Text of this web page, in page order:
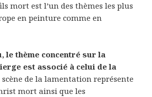
mort est l’un des thèmes les plus
en peinture comme en
le thème concentré sur la
est associé à celui de la
scène de la lamentation représente
mort ainsi que les